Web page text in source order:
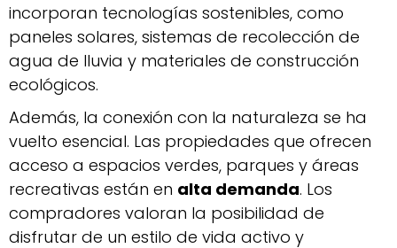
incorporan tecnologías sostenibles, como
paneles solares, sistemas de recolección de
agua de lluvia y materiales de construcción
ecológicos.
Además, la conexión con la naturaleza se ha
vuelto esencial. Las propiedades que ofrecen
acceso a espacios verdes, parques y áreas
recreativas están en alta demanda. Los
compradores valoran la posibilidad de
disfrutar de un estilo de vida activo y